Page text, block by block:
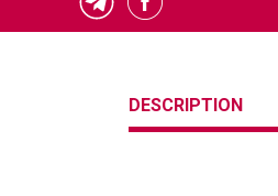
DESCRIPTION